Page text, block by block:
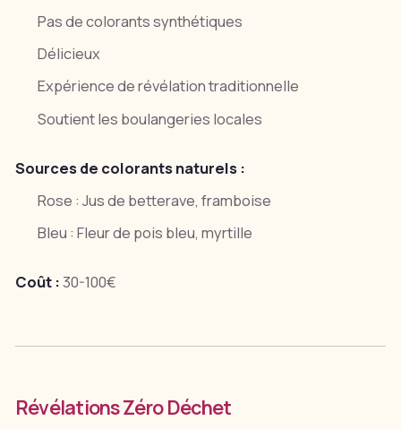
Pas de colorants synthétiques
Délicieux
Expérience de révélation traditionnelle
Soutient les boulangeries locales
Sources de colorants naturels :
Rose : Jus de betterave, framboise
Bleu : Fleur de pois bleu, myrtille
Coût :30-100€
Révélations Zéro Déchet